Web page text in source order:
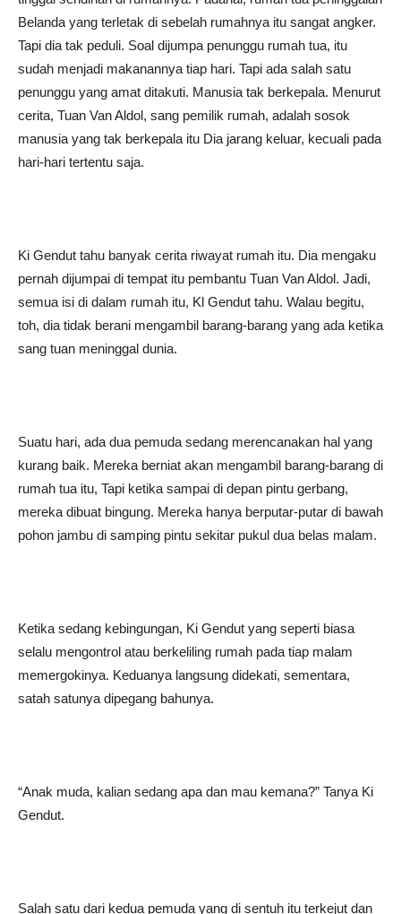
Belanda yang terletak di sebelah rumahnya itu sangat angker.
Tapi dia tak peduli. Soal dijumpa penunggu rumah tua, itu
sudah menjadi makanannya tiap hari. Tapi ada salah satu
penunggu yang amat ditakuti. Manusia tak berkepala. Menurut
cerita, Tuan Van Aldol, sang pemilik rumah, adalah sosok
manusia yang tak berkepala itu Dia jarang keluar, kecuali pada
hari-hari tertentu saja.
Ki Gendut tahu banyak cerita riwayat rumah itu. Dia mengaku
pernah dijumpai di tempat itu pembantu Tuan Van Aldol. Jadi,
semua isi di dalam rumah itu, Kl Gendut tahu. Walau begitu,
toh, dia tidak berani mengambil barang-barang yang ada ketika
sang tuan meninggal dunia.
Suatu hari, ada dua pemuda sedang merencanakan hal yang
kurang baik. Mereka berniat akan mengambil barang-barang di
rumah tua itu, Tapi ketika sampai di depan pintu gerbang,
mereka dibuat bingung. Mereka hanya berputar-putar di bawah
pohon jambu di samping pintu sekitar pukul dua belas malam.
Ketika sedang kebingungan, Ki Gendut yang seperti biasa
selalu mengontrol atau berkeliling rumah pada tiap malam
memergokinya. Keduanya langsung didekati, sementara,
satah satunya dipegang bahunya.
“Anak muda, kalian sedang apa dan mau kemana?” Tanya Ki
Gendut.
Salah satu dari kedua pemuda yang di sentuh itu terkejut dan